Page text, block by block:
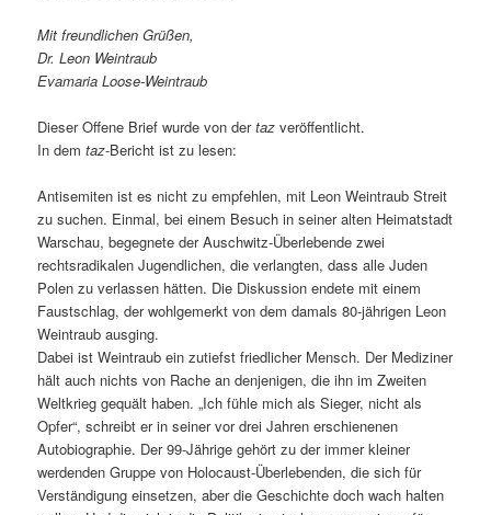
Mit freundlichen Grüßen,
Dr. Leon Weintraub
Evamaria Loose-Weintraub
Dieser Offene Brief wurde von dertaz veröffentlicht.
In dem taz-Bericht ist zu lesen:
Antisemiten ist es nicht zu empfehlen, mit Leon Weintraub Streit
zu suchen. Einmal, bei einem Besuch in seiner alten Heimatstadt
Warschau, begegnete der Auschwitz-Überlebende zwei
rechtsradikalen Jugendlichen, die verlangten, dass alle Juden
Polen zu verlassen hätten. Die Diskussion endete mit einem
Faustschlag, der wohlgemerkt von dem damals 80-jährigen Leon
Weintraub ausging.
Dabei ist Weintraub ein zutiefst friedlicher Mensch. Der Mediziner
hält auch nichts von Rache an denjenigen, die ihn im Zweiten
Weltkrieg gequält haben. „Ich fühle mich als Sieger, nicht als
Opfer“, schreibt er in seiner vor drei Jahren erschienenen
Autobiographie. Der 99-Jährige gehört zu der immer kleiner
werdenden Gruppe von Holocaust-Überlebenden, die sich für
Verständigung einsetzen, aber die Geschichte doch wach halten